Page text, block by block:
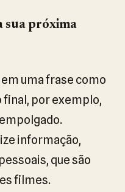
sua próxima
uma frase como
final, por exemplo,
informação,
que são
filmes.